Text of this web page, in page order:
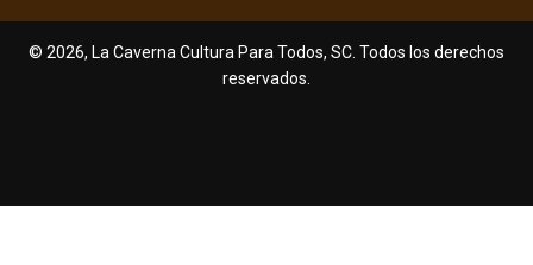
© 2026, La Caverna Cultura Para Todos, SC. Todos los derechos
reservados.